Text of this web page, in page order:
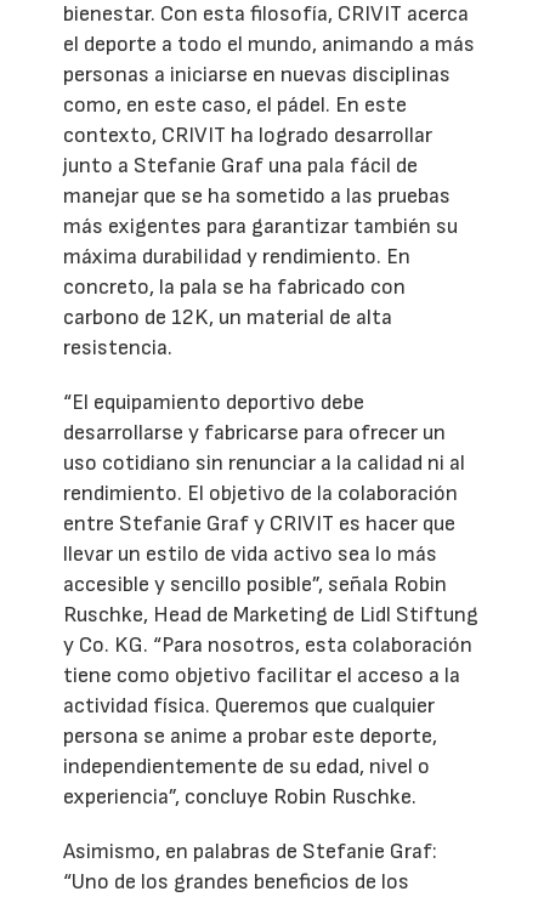
bienestar. Con esta filosofía, CRIVIT acerca
el deporte a todo el mundo, animando a más
personas a iniciarse en nuevas disciplinas
como, en este caso, el pádel. En este
contexto, CRIVIT ha logrado desarrollar
junto a Stefanie Graf una pala fácil de
manejar que se ha sometido a las pruebas
más exigentes para garantizar también su
máxima durabilidad y rendimiento. En
concreto, la pala se ha fabricado con
carbono de 12K, un material de alta
resistencia.
“El equipamiento deportivo debe
desarrollarse y fabricarse para ofrecer un
uso cotidiano sin renunciar a la calidad ni al
rendimiento. El objetivo de la colaboración
entre Stefanie Graf y CRIVIT es hacer que
llevar un estilo de vida activo sea lo más
accesible y sencillo posible”, señala Robin
Ruschke, Head de Marketing de Lidl Stiftung
y Co. KG. “Para nosotros, esta colaboración
tiene como objetivo facilitar el acceso a la
actividad física. Queremos que cualquier
persona se anime a probar este deporte,
independientemente de su edad, nivel o
experiencia”, concluye Robin Ruschke.
Asimismo, en palabras de Stefanie Graf:
“Uno de los grandes beneficios de los